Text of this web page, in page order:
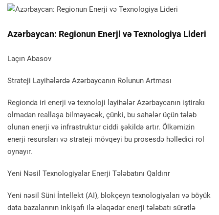
Azərbaycan: Regionun Enerji və Texnologiya Lideri
Laçın Abasov
Strateji Layihələrdə Azərbaycanın Rolunun Artması
Regionda iri enerji və texnoloji layihələr Azərbaycanın iştirakı
olmadan reallaşa bilməyəcək, çünki, bu sahələr üçün tələb
olunan enerji və infrastruktur ciddi şəkildə artır. Ölkəmizin
enerji resursları və strateji mövqeyi bu prosesdə həlledici rol
oynayır.
Yeni Nəsil Texnologiyalar Enerji Tələbatını Qaldırır
Yeni nəsil Süni İntellekt (AI), blokçeyn texnologiyaları və böyük
data bazalarının inkişafı ilə əlaqədar enerji tələbatı sürətlə